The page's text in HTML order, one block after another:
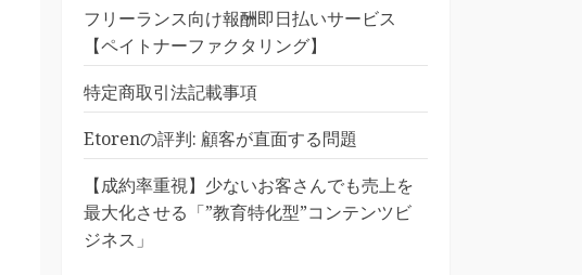
フリーランス向け報酬即日払いサービス
【ペイトナーファクタリング】
特定商取引法記載事項
Etorenの評判: 顧客が直面する問題
【成約率重視】少ないお客さんでも売上を
最大化させる「”教育特化型”コンテンツビ
ジネス」